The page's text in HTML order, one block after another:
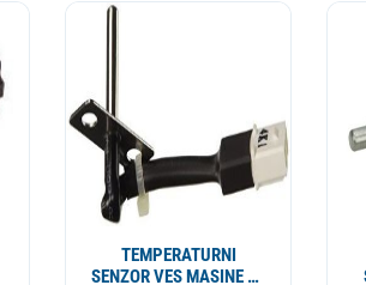
TEMPERATURNI
SENZOR VES MASINE LG